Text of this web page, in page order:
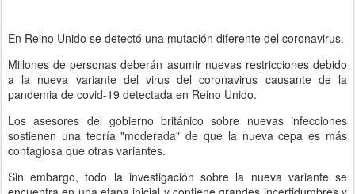
En Reino Unido se detectó una mutación diferente del coronavirus.
Millones de personas deberán asumir nuevas restricciones debido
a la nueva variante del virus del coronavirus causante de la
pandemia de covid-19 detectada en Reino Unido.
Los asesores del gobierno británico sobre nuevas infecciones
sostienen una teoría "moderada" de que la nueva cepa es más
contagiosa que otras variantes.
Sin embargo, todo la investigación sobre la nueva variante se